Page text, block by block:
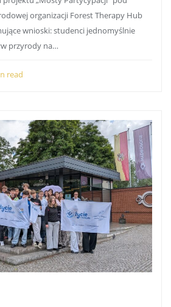
organizacji Forest Therapy Hub
wnioski: studenci jednomyślnie
przyrody na…
read